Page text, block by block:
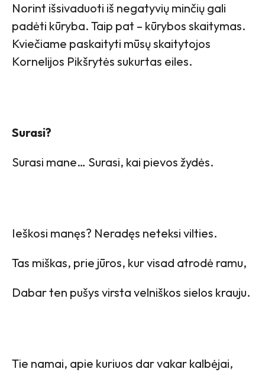
Norint išsivaduoti iš negatyvių minčių gali
padėti kūryba. Taip pat – kūrybos skaitymas.
Kviečiame paskaityti mūsų skaitytojos
Kornelijos Pikšrytės sukurtas eiles.
Surasi?
Surasi mane… Surasi, kai pievos žydės.
Ieškosi manęs? Neradęs neteksi vilties.
Tas miškas, prie jūros, kur visad atrodė ramu,
Dabar ten pušys virsta velniškos sielos krauju.
Tie namai, apie kuriuos dar vakar kalbėjai,